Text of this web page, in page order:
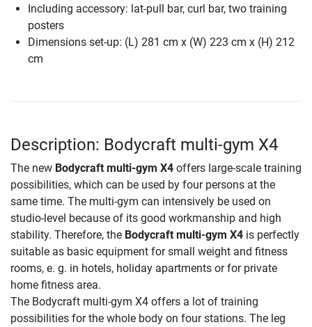
Including accessory: lat-pull bar, curl bar, two training
posters
Dimensions set-up: (L) 281 cm x (W) 223 cm x (H) 212
cm
Description: Bodycraft multi-gym X4
The new Bodycraft multi-gym X4 offers large-scale training
possibilities, which can be used by four persons at the
same time. The multi-gym can intensively be used on
studio-level because of its good workmanship and high
stability. Therefore, the Bodycraft multi-gym X4 is perfectly
suitable as basic equipment for small weight and fitness
rooms, e. g. in hotels, holiday apartments or for private
home fitness area.
The Bodycraft multi-gym X4 offers a lot of training
possibilities for the whole body on four stations. The leg